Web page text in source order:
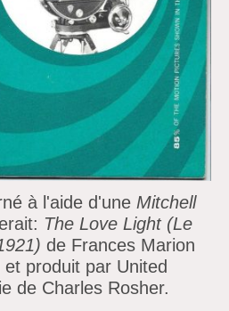
à l'aide d'une Mitchell
The Love Light (Le
de Frances Marion
produit par United
de Charles Rosher.